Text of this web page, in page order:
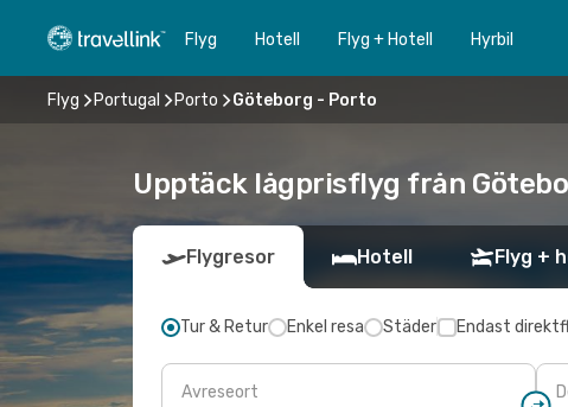
Flyg Hotell Flyg + Hotell Hyrbil
Flyg Portugal Porto Göteborg - Porto
Upptäck lågprisflyg från
Flygresor Hotell Flyg +
Tur & Retur Enkel resa Städer Endast
Avreseort